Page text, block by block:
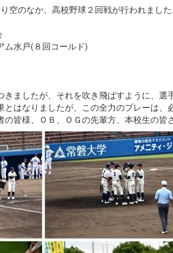
空のなか、高校野球２回戦が行われました
水戸(８回コールド)
きましたが、それを吹き飛ばすように、
はなりましたが、この全力のプレーは、
皆様、ＯＢ、ＯＧの先輩方、本校生の皆